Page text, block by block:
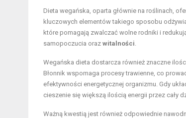
Dieta wegańska, oparta głównie na roślinach,
kluczowych elementów takiego sposobu
które pomagają zwalczać wolne rodniki i
samopoczucia oraz witalności
Wegańska dieta dostarcza również znaczne
Błonnik wspomaga procesy trawienne, co
efektywności energetycznej organizmu. Gdy
cieszenie się większą ilością energii przez cały
Ważną kwestią jest również odpowiednie